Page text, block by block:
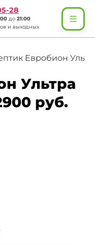
28
до 21:00
и выходных
Евробион
Ультра
руб.